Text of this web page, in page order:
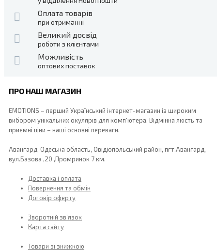
Оплата товарів
при отриманні
Великий досвід
роботи з клієнтами
Можливість
оптових поставок
ПРО НАШ МАГАЗИН
EMOTIONS – перший Український інтернет-магазин із широким
вибором унікальних окулярів для комп'ютера. Відмінна якість та
приємні ціни – наші основні переваги.
Авангард, Одеська область, Овідіопольський район, пгт.Авангард,
вул.Базова ,20 ,Промринок 7 км.
Доставка і оплата
Повернення та обмін
Договір оферту
Зворотній зв’язок
Карта сайту
Товари зі знижкою